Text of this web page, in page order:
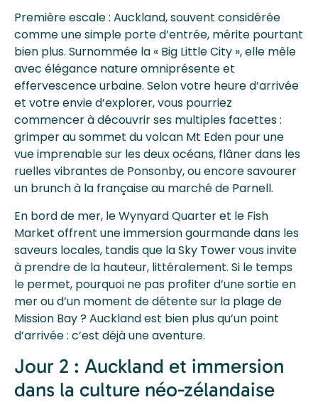
Première escale : Auckland, souvent considérée
comme une simple porte d’entrée, mérite pourtant
bien plus. Surnommée la « Big Little City », elle mêle
avec élégance nature omniprésente et
effervescence urbaine. Selon votre heure d’arrivée
et votre envie d’explorer, vous pourriez
commencer à découvrir ses multiples facettes :
grimper au sommet du volcan Mt Eden pour une
vue imprenable sur les deux océans, flâner dans les
ruelles vibrantes de Ponsonby, ou encore savourer
un brunch à la française au marché de Parnell.
En bord de mer, le Wynyard Quarter et le Fish
Market offrent une immersion gourmande dans les
saveurs locales, tandis que la Sky Tower vous invite
à prendre de la hauteur, littéralement. Si le temps
le permet, pourquoi ne pas profiter d’une sortie en
mer ou d’un moment de détente sur la plage de
Mission Bay ? Auckland est bien plus qu’un point
d’arrivée : c’est déjà une aventure.
Jour 2 : Auckland et immersion
dans la culture néo-zélandaise